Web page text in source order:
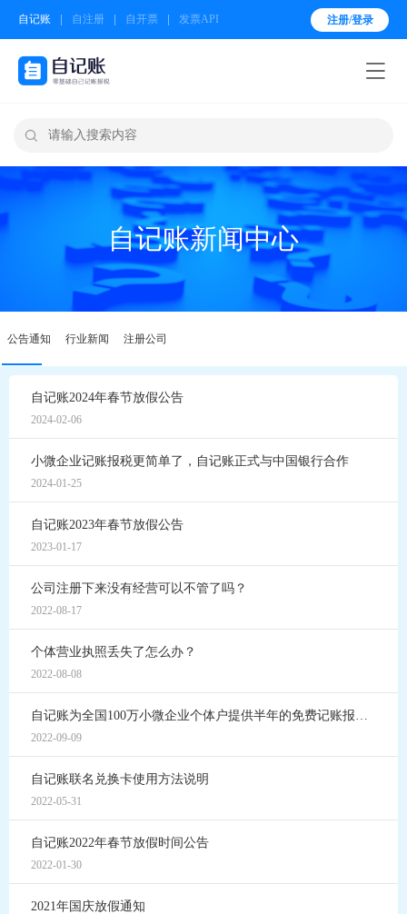
自记账 自注册 自开票 发票API 注册/登录


自记账新闻中心
公告通知 行业新闻 注册公司
自记账2024年春节放假公告
2024-02-06
小微企业记账报税更简单了，自记账正式与中国银行合作
2024-01-25
自记账2023年春节放假公告
2023-01-17
公司注册下来没有经营可以不管了吗？
2022-08-17
个体营业执照丢失了怎么办？
2022-08-08
自记账为全国100万小微企业个体户提供半年的免费记账报税服务
2022-09-09
自记账联名兑换卡使用方法说明
2022-05-31
自记账2022年春节放假时间公告
2022-01-30
2021年国庆放假通知